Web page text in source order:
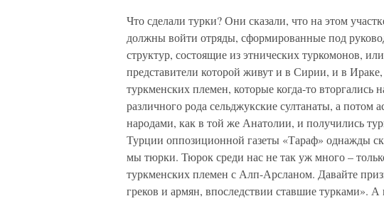
Что сделали турки? Они сказали, что на этом
должны войти отряды, сформированные под
структур, состоящие из этнических туркомонов,
представители которой живут и в Сирии, и в
туркменских племен, которые когда-то вторгались
различного рода сельджукские султанаты, а
народами, как в той же Анатолии, и получились
Турции оппозиционной газеты «Тараф» однажды
мы тюрки. Тюрок среди нас не так уж много –
туркменских племен с Алп-Арсланом. Давайте
греков и армян, впоследствии ставшие турками».